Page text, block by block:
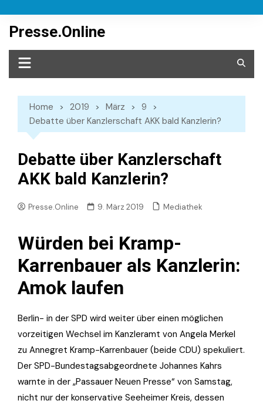
content
Presse.Online
Home 2019 März
9
Debatte über Kanzlerschaft AKK bald Kanzlerin?
Debatte über Kanzlerschaft
AKK bald Kanzlerin?
Presse.Online 9. März 2019 Mediathek
Würden bei Kramp-
Karrenbauer als Kanzlerin:
Amok laufen
Berlin- in der SPD wird weiter über einen möglichen
vorzeitigen Wechsel im Kanzleramt von Angela Merkel
zu Annegret Kramp-Karrenbauer (beide CDU) spekuliert.
Der SPD-Bundestagsabgeordnete Johannes Kahrs
warnte in der „Passauer Neuen Presse“ von Samstag,
nicht nur der konservative Seeheimer Kreis, dessen